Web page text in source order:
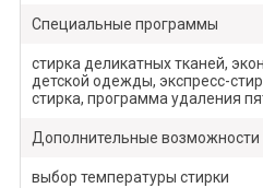
Специальные программы
стирка деликатных тканей,
детской одежды, экспресс-
стирка, программа удаления
Дополнительные возможности
выбор температуры стирки